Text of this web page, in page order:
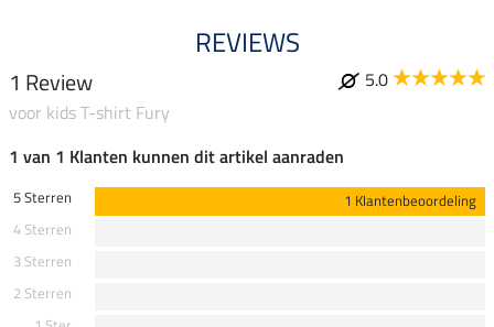
REVIEWS
1 Review
5.0
voor kids T-shirt Fury
1 van 1 Klanten kunnen dit artikel aanraden
5 Sterren
1 Klantenbeoordeling
4 Sterren
3 Sterren
2 Sterren